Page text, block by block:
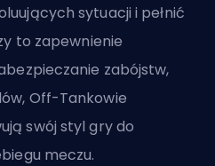
sytuacji i pełnić
to zapewnienie
zabójstw,
Off-Tankowie
swój styl gry do
meczu.